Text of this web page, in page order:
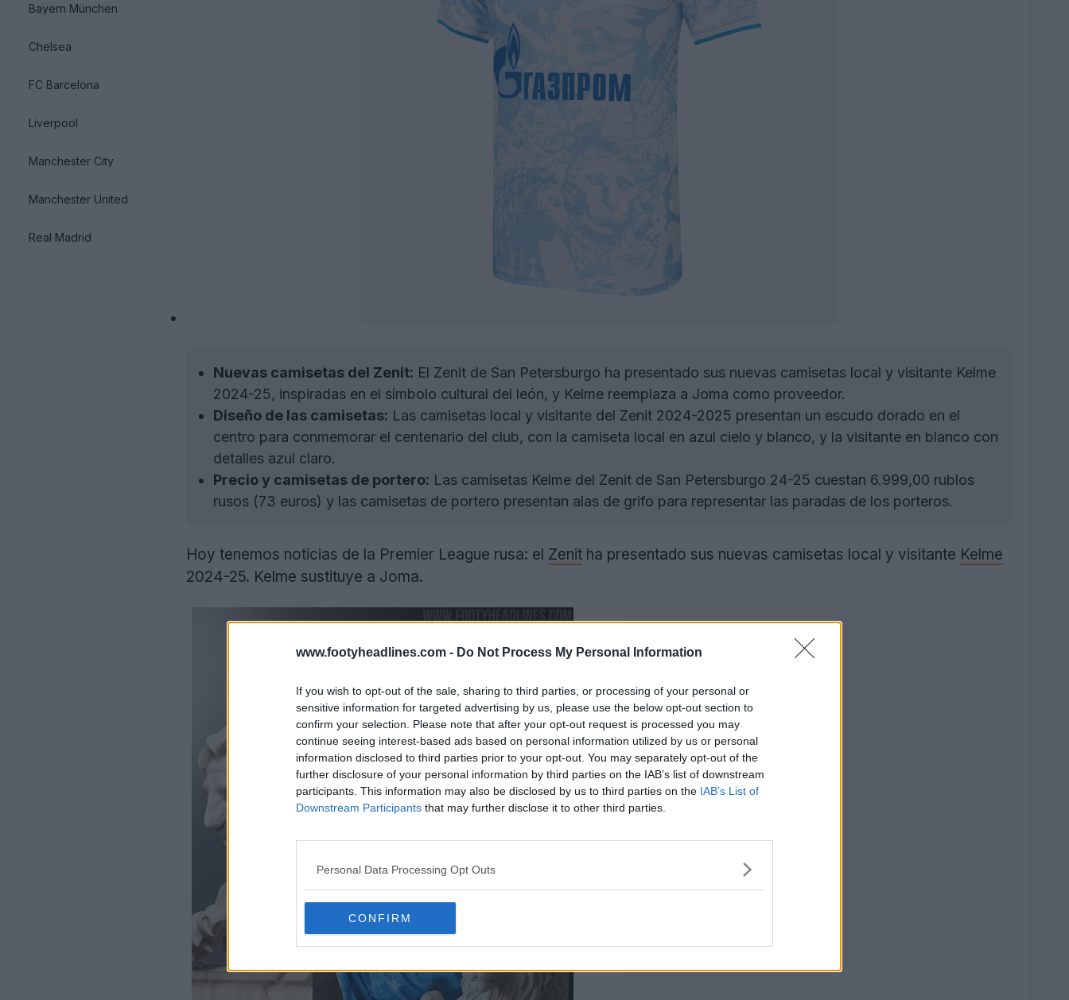
www.footyheadlines.com - Do Not Process My Personal Information
If you wish to opt-out of the sale, sharing to third parties, or processing of your personal or
sensitive information for targeted advertising by us, please use the below opt-out section to
confirm your selection. Please note that after your opt-out request is processed you may
continue seeing interest-based ads based on personal information utilized by us or personal
information disclosed to third parties prior to your opt-out. You may separately opt-out of the
further disclosure of your personal information by third parties on the IAB’s list of downstream
participants. This information may also be disclosed by us to third parties on the IAB’s List of
Downstream Participants that may further disclose it to other third parties.
Personal Data Processing Opt Outs
CONFIRM
Bayern München
Chelsea
FC Barcelona
Liverpool
Manchester City
Manchester United
Real Madrid
Nuevas camisetas del Zenit: El Zenit de San Petersburgo ha presentado sus nuevas camisetas local y visitante Kelme
2024-25, inspiradas en el símbolo cultural del león, y Kelme reemplaza a Joma como proveedor.
Diseño de las camisetas: Las camisetas local y visitante del Zenit 2024-2025 presentan un escudo dorado en el
centro para conmemorar el centenario del club, con la camiseta local en azul cielo y blanco, y la visitante en blanco con
detalles azul claro.
Precio y camisetas de portero: Las camisetas Kelme del Zenit de San Petersburgo 24-25 cuestan 6.999,00 rublos
rusos (73 euros) y las camisetas de portero presentan alas de grifo para representar las paradas de los porteros.
Hoy tenemos noticias de la Premier League rusa: el Zenit ha presentado sus nuevas camisetas local y visitante Kelme
2024-25. Kelme sustituye a Joma.